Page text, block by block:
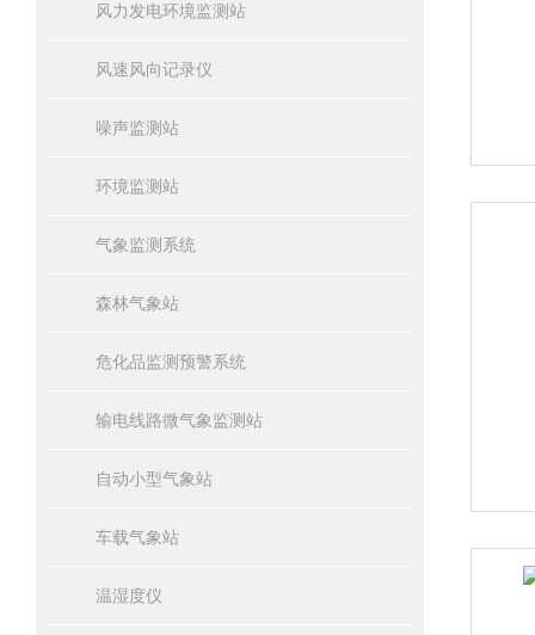
风力发电环境监测站
风速风向记录仪
噪声监测站
环境监测站
气象监测系统
森林气象站
危化品监测预警系统
输电线路微气象监测站
自动小型气象站
车载气象站
温湿度仪